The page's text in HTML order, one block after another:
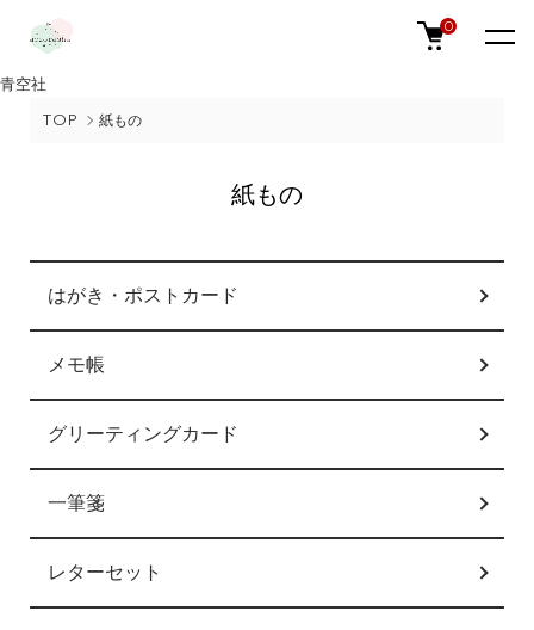
青空社
0
TOP 紙もの
紙もの
カテゴリー一覧
はがき・ポストカード
メモ帳
グリーティングカード
一筆箋
レターセット